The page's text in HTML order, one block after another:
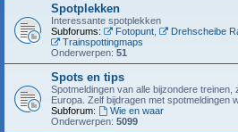
Spotplekken
Interessante spotplekken
Subforums:
Fotopunt, Drehscheibe
Trainspottingmaps
Onderwerpen: 51
Spots en tips
Spotmeldingen van alle bijzondere
Europa. Zelf bijdragen met spotmeldingen
Subforum:
Wie en waar
Onderwerpen: 5099